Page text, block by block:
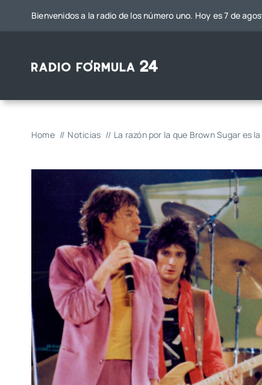
Bienvenidos a la radio de los número uno. Hoy es 7 de
Home Noticias La razón por la que Brown Sugar es